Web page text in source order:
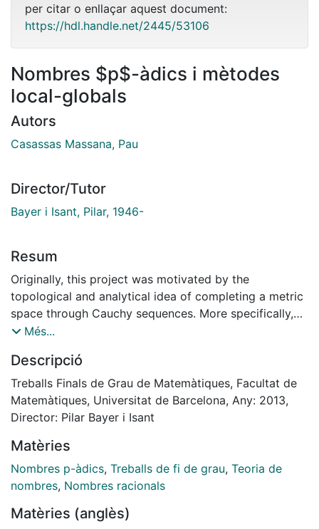
per citar o enllaçar aquest document:
https://hdl.handle.net/2445/53106
Nombres $p$-àdics i mètodes
local-globals
Autors
Casassas Massana, Pau
Director/Tutor
Bayer i Isant, Pilar, 1946-
Resum
Originally, this project was motivated by the
topological and analytical idea of completing a metric
space through Cauchy sequences. More specifically,
the curiosity came from a willing to study the result of
rational numbers through the $p$-adic norm.
The object that arises from this completion of the
rational number field is again a field, which we will call
the field of the $p$-adic numbers, $\mathbb{Q}_p$.
unnatural construction, their field has endless
applications in number theory; a part from
applications in algebra, topology, quantum mechanics,
applications in other branches of science (not only in
Més...
Descripció
Treballs Finals de Grau de Matemàtiques, Facultat de
Matemàtiques, Universitat de Barcelona, Any: 2013,
Director: Pilar Bayer i Isant
Matèries
Nombres p-àdics, Treballs de fi de grau, Teoria de
nombres, Nombres racionals
Matèries (anglès)